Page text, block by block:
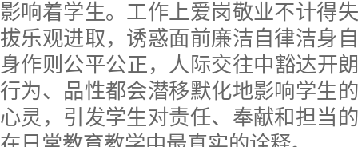
影响着学生。工作上爱岗敬业不计得
拔乐观进取，诱惑面前廉洁自律洁身
身作则公平公正，人际交往中豁达
行为、品性都会潜移默化地影响学生
心灵，引发学生对责任、奉献和担当